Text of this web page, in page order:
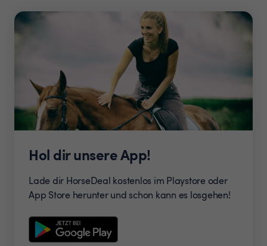
Hol dir unsere App!
Lade dir HorseDeal kostenlos im Playstore oder
App Store herunter und schon kann es losgehen!